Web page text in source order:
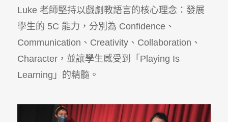
Luke 老師堅持以戲劇教語言的核心理念：發展
學生的 5C 能力，分別為 Confidence、
Communication 、 Creativity、 Collaboration 、
Character，並讓學生感受到「 Playing Is
Learning 」的精髓。